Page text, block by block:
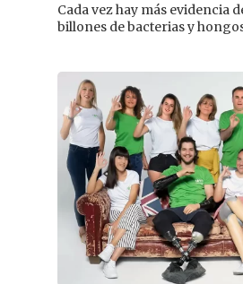
Cada vez hay más evidencia
billones de bacterias y